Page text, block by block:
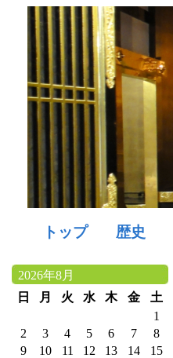
トップ 歴史
2026年8月
日
月 火 水 木 金
土
1
2
3 4 5 6 7
8
9
10 11 12 13 14
15